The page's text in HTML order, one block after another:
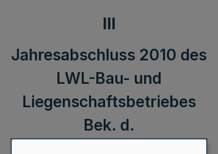
III
Jahresabschluss 2010 des
LWL-Bau- und
Liegenschaftsbetriebes
Bek. d.